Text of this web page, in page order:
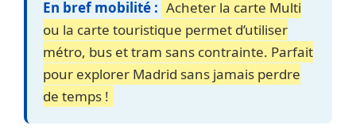
En bref mobilité : Acheter la carte Multi
ou la carte touristique permet d’utiliser
métro, bus et tram sans contrainte. Parfait
pour explorer Madrid sans jamais perdre
de temps !